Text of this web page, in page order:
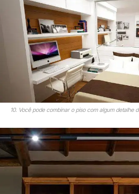
10. Você pode combinar o piso com algum detalhe